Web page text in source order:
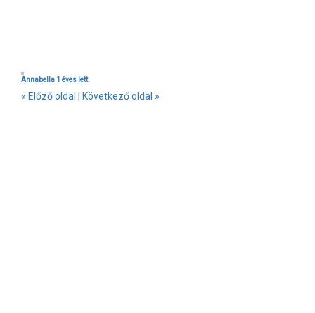
Annabella 1 éves lett
« Előző oldal Következő oldal »